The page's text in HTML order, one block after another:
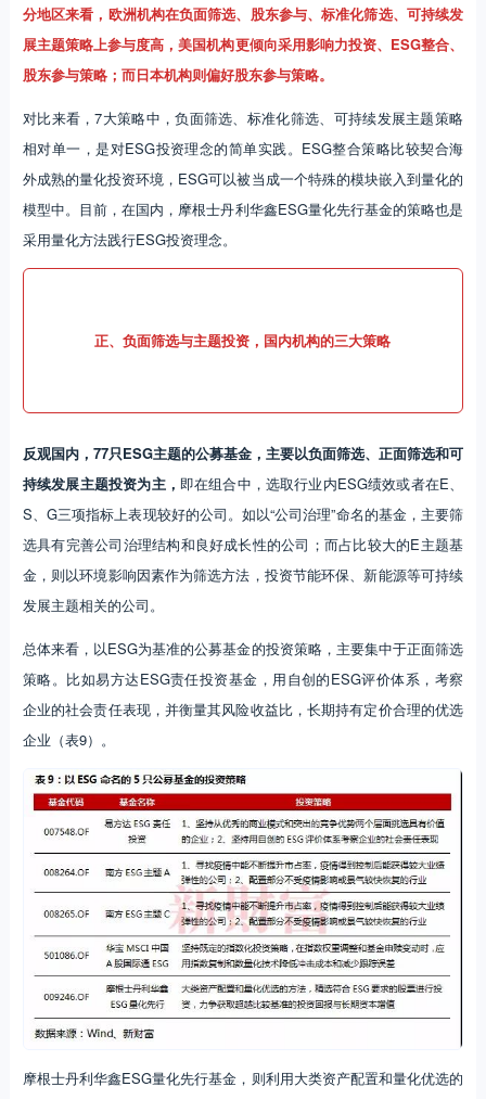
分地区来看，欧洲机构在负面筛选、股东参与、标准化筛选、可持续发
展主题策略上参与度高，美国机构更倾向采用影响力投资、ESG整合、
股东参与策略；而日本机构则偏好股东参与策略。
对比来看，7大策略中，负面筛选、标准化筛选、可持续发展主题策略
相对单一，是对ESG投资理念的简单实践。ESG整合策略比较契合海
外成熟的量化投资环境，ESG可以被当成一个特殊的模块嵌入到量化的
模型中。目前，在国内，摩根士丹利华鑫ESG量化先行基金的策略也是
采用量化方法践行ESG投资理念。
正、负面筛选与主题投资，国内机构的三大策略
反观国内，77只ESG主题的公募基金，主要以负面筛选、正面筛选和可
持续发展主题投资为主， 即在组合中，选取行业内ESG绩效或者在E、
S、G三项指标上表现较好的公司。如以“公司治理”命名的基金，主要筛
选具有完善公司治理结构和良好成长性的公司；而占比较大的E主题基
金，则以环境影响因素作为筛选方法，投资节能环保、新能源等可持续
发展主题相关的公司。
总体来看，以ESG为基准的公募基金的投资策略，主要集中于正面筛选
策略。比如易方达ESG责任投资基金，用自创的ESG评价体系，考察
企业的社会责任表现，并衡量其风险收益比，长期持有定价合理的优选
企业（表9）。
摩根士丹利华鑫ESG量化先行基金，则利用大类资产配置和量化优选的